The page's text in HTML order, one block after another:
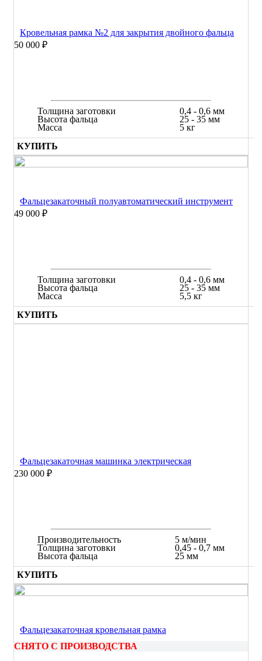
Кровельная рамка №2 для закрытия двойного фальца
50 000 ₽
Толщина заготовки
Высота фальца
Масса
0,4 - 0,6 мм
25 - 35 мм
5 кг
КУПИТЬ
Фальцезакаточный полуавтоматический инструмент
49 000 ₽
Толщина заготовки
Высота фальца
Масса
0,4 - 0,6 мм
25 - 35 мм
5,5 кг
КУПИТЬ
Фальцезакаточная машинка электрическая
230 000 ₽
Производительность
Толщина заготовки
Высота фальца
5 м/мин
0,45 - 0,7 мм
25 мм
КУПИТЬ
Фальцезакаточная кровельная рамка
СНЯТО С ПРОИЗВОДСТВА